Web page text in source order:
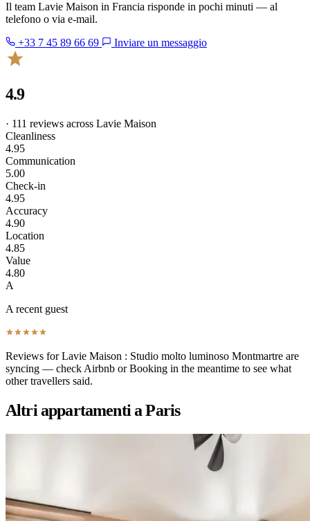
Il team Lavie Maison in Francia risponde in pochi minuti — al
telefono o via e-mail.
+33 7 45 89 66 69
Inviare un messaggio
4.9
· 111 reviews across Lavie Maison
Cleanliness
4.95
Communication
5.00
Check-in
4.95
Accuracy
4.90
Location
4.85
Value
4.80
A
A recent guest
Reviews for Lavie Maison : Studio molto luminoso Montmartre are
syncing — check Airbnb or Booking in the meantime to see what
other travellers said.
Altri appartamenti a Paris